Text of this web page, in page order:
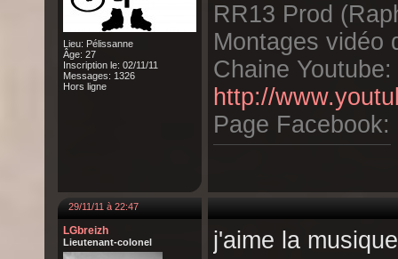
Lieu: Pélissanne
Âge: 27
Inscription le: 02/11/11
Messages: 1326
Hors ligne
RR13 Prod
Montages vidéo
Chaine Youtube:
http://
Page Facebook:
29/11/11 à 22:47
LGbreizh
Lieutenant-colonel
j'aime la